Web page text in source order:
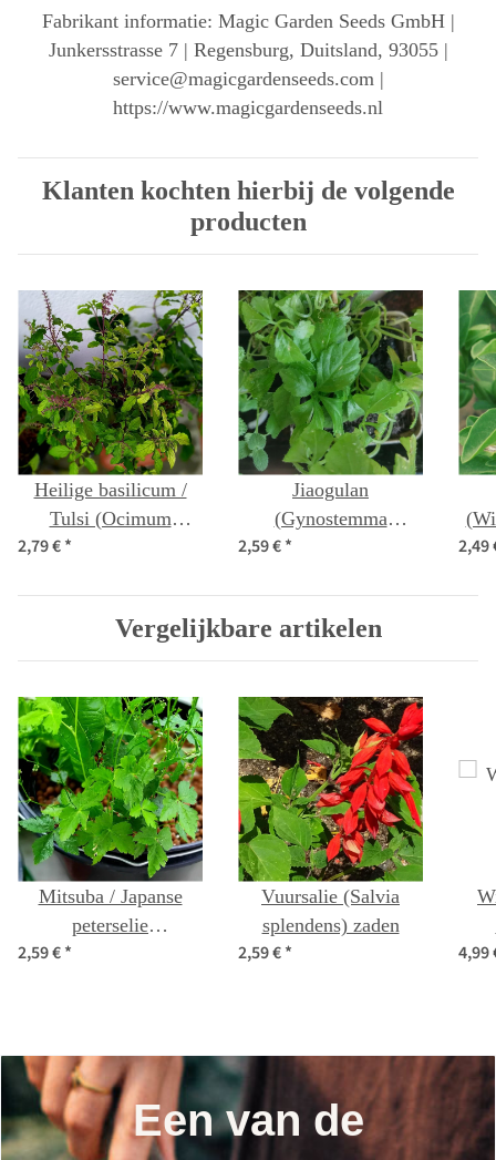
Fabrikant informatie: Magic Garden Seeds GmbH |
Junkersstrasse 7 | Regensburg, Duitsland, 93055 |
service@magicgardenseeds.com |
https://www.magicgardenseeds.nl
Klanten kochten hierbij de volgende
producten
Heilige basilicum /
Tulsi (Ocimum
tenuiflorum syn.
2,79 €*
Jiaogulan
(Gynostemma
pentaphyllum) zaden
2,59 €* 2,49
Vergelijkbare artikelen
Mitsuba / Japanse
peterselie
(Cryptotaenia
2,59 €*
Vuursalie (Salvia
splendens) zaden
2,59 €* 4,99
Een van de